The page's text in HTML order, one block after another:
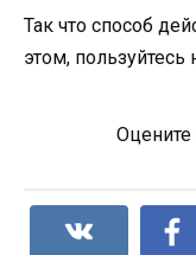
Так что способ
этом, пользуйтесь
Оцените